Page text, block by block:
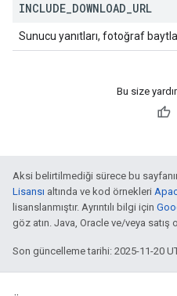
INCLUDE DOWNLOAD URL
Sunucu yanıtları, fotoğraf
Bu size
Aksi belirtilmediği sürece bu
Lisansı altında ve kod örnekleri
lisanslanmıştır. Ayrıntılı bilgi için
göz atın. Java, Oracle ve/veya satış
Son güncelleme tarihi: 2025-11-20